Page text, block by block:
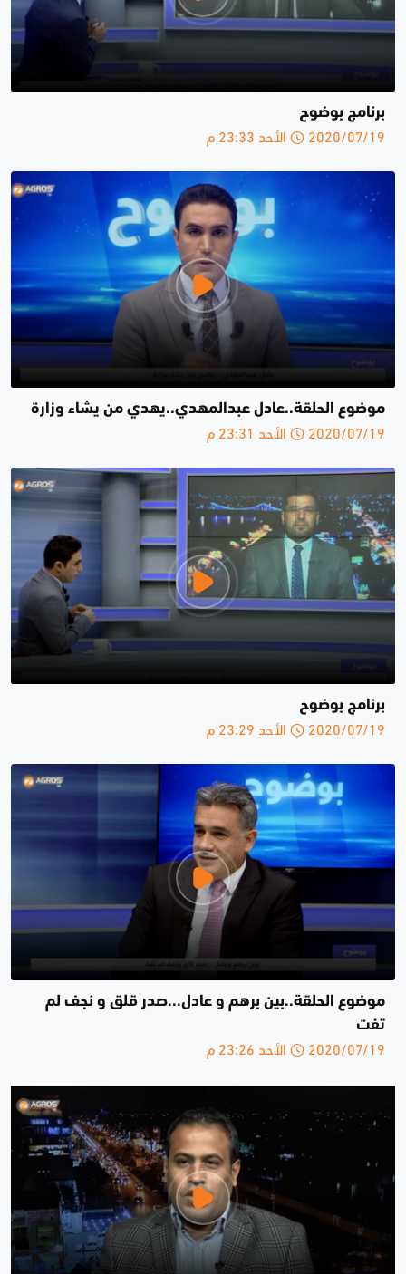
برنامج بوضوح
2020/07/19 الأحد 23:33 م
موضوع الحلقة..عادل عبدالمهدي..يهدي من يشاء وزارة
2020/07/19 الأحد 23:31 م
برنامج بوضوح
2020/07/19 الأحد 23:29 م
موضوع الحلقة..بين برهم و عادل...صدر قلق و نجف لم
تفت
2020/07/19 الأحد 23:26 م